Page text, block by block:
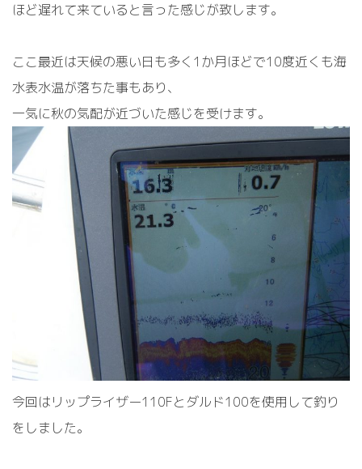
ほど遅れて来ていると言った感じが致します。
ここ最近は天候の悪い日も多く1か月ほどで10度近くも海
水表水温が落ちた事もあり、
一気に秋の気配が近づいた感じを受けます。
今回はリップライザー110Fとダルド100を使用して釣り
をしました。